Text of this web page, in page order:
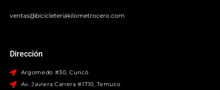
ventas@bicicleteriakilometrocero.com
Dirección
Argomedo #30, Curicó
Av. Javiera Carrera #1710, Temuco